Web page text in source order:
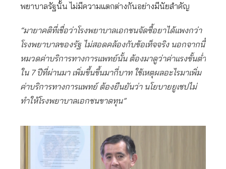
พยาบาลรัฐนั้น ไม่มีความแตกต่างกันอย่างมีนัยสำคัญ
“มายาคติที่เชื่อว่าโรงพยาบาลเอกชนจัดซื้อยาได้แพงกว่า
โรงพยาบาลของรัฐ ไม่สอดคล้องกับข้อเท็จจริง นอกจากนี้
หมวดค่าบริการทางการแพทย์นั้น ต้องมาดูว่าค่าแรงขั้นต่ำ
ใน 7 ปีที่ผ่านมา เพิ่มขึ้นขึ้นมากี่บาท ใช้เหตุผลอะไรมาเพิ่ม
ค่าบริการทางการแพทย์ ต้องยืนยันว่า นโยบายยูเซปไม่
ทำให้โรงพยาบาลเอกชนขาดทุน”